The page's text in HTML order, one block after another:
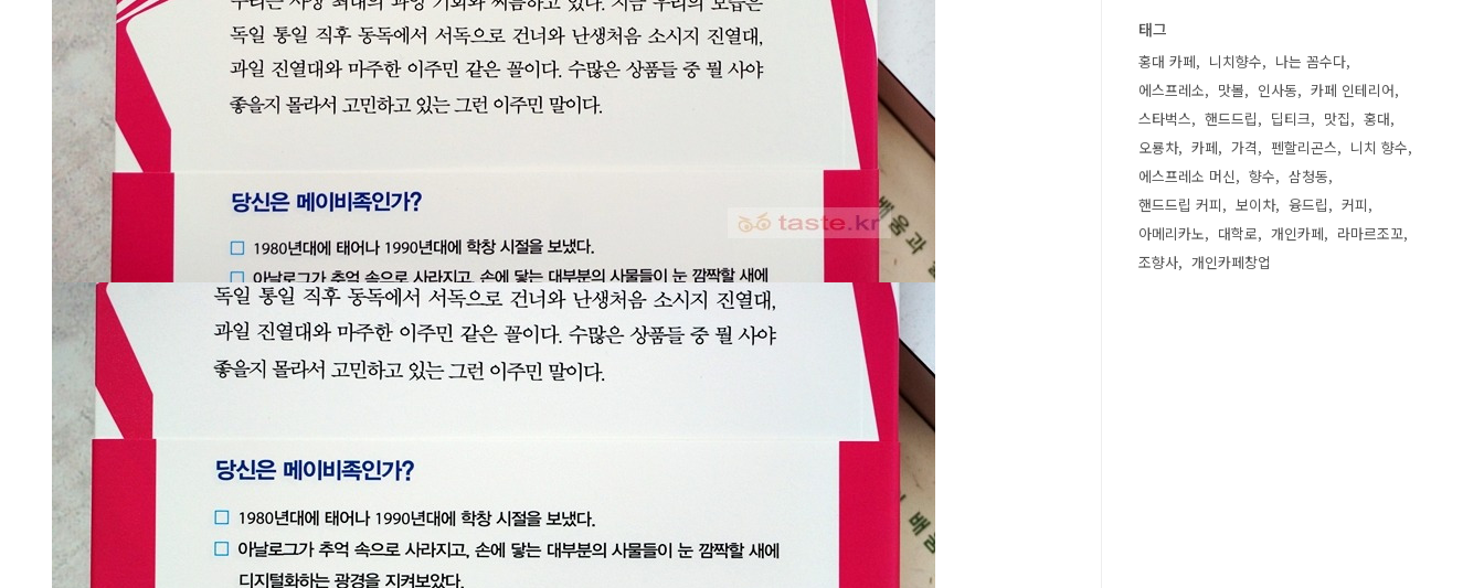
태그
홍대 카페 니치향수
나는 꼼수다
에스프레소
맛볼 인사동
카페 인테리어
스타벅스
핸드드립 딥티크 맛집
홍대
오룡차
카페 가격 펜할리곤스
니치 향수
에스프레소 머신
향수
삼청동
핸드드립 커피
보이차 융드립
커피
아메리카노
대학로 개인카페
라마르조꼬
조향사
개인카페창업